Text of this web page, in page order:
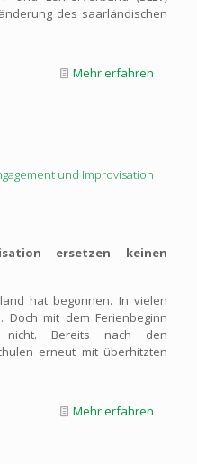
des saarländischen
Mehr erfahren
und Improvisation
ersetzen keinen
hat begonnen. In vielen
Doch mit dem Ferienbeginn
nicht. Bereits nach den
erneut mit überhitzten
Mehr erfahren